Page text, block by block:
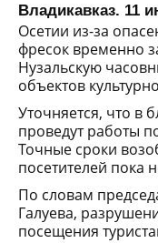
Владикавказ. 11
Осетии из-за
фресок временно
Нузальскую
объектов
Уточняется, что в
проведут работы
Точные сроки
посетителей пока
По словам
Галуева,
посещения